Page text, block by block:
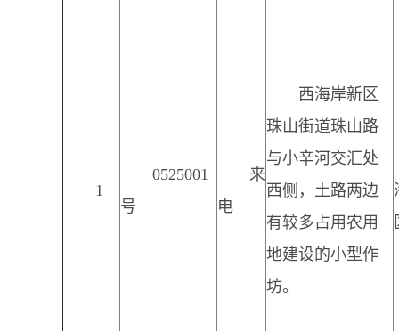
1
0525001
号
来
电
西海岸新区
珠山街道珠山路
与小辛河交汇处
西侧，土路两边
有较多占用农用
地建设的小型作
坊。